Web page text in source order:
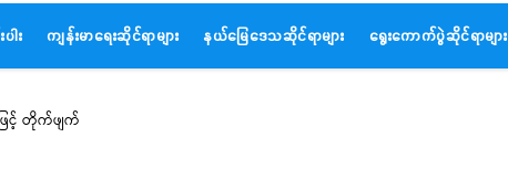
ါး ကျန်းမာရေးဆိုင်ရာများ နယ်မြေဒေသဆိုင်ရာများ ရွေးကောက်ပွဲဆိုင်ရာများ
င့် တိုက်ဖျက်